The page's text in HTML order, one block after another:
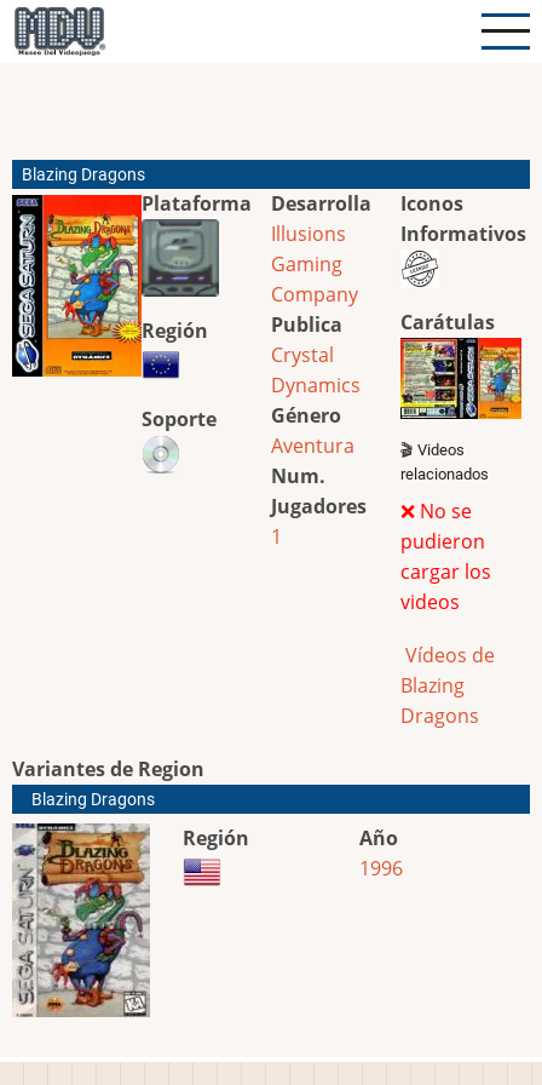
Pasar
al
Blazing Dragons
Plataforma
Región
Soporte
Desarrolla
Illusions
Gaming
Company
Publica
Crystal
Dynamics
Género
Aventura
Num.
Jugadores
1
Iconos
Informativos
Carátulas
🎬 Videos
relacionados
❌ No se
pudieron
cargar los
videos
Vídeos de
Blazing
Dragons
Variantes de Region
Blazing Dragons
Región
Año
1996